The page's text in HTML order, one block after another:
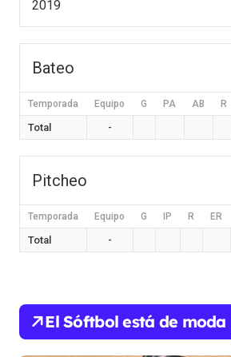
2019
Bateo
Temporada Equipo G PA AB R
Total -
Pitcheo
Temporada Equipo G IP R ER
Total -
El Sóftbol está de moda